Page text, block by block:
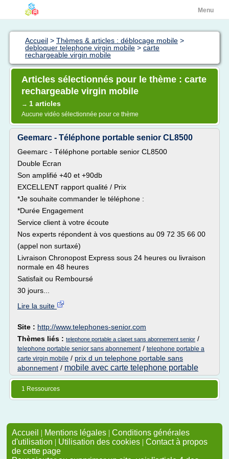
Menu
Accueil > Thèmes & articles : déblocage mobile >
debloquer telephone virgin mobile > carte
rechargeable virgin mobile
Articles sélectionnés pour le thème : carte
rechargeable virgin mobile
→ 1 articles
Aucune vidéo sélectionnée pour ce thème
Geemarc - Téléphone portable senior CL8500
Geemarc - Téléphone portable senior CL8500
Double Ecran
Son amplifié +40 et +90db
EXCELLENT rapport qualité / Prix
*Je souhaite commander le téléphone :
*Durée Engagement
Service client à votre écoute
Nos experts répondent à vos questions au 09 72 35 66 00
(appel non surtaxé)
Livraison Chronopost Express sous 24 heures ou livraison
normale en 48 heures
Satisfait ou Remboursé
30 jours...
Lire la suite
Site : http://www.telephones-senior.com
Thèmes liés : telephone portable a clapet sans abonnement senior /
telephone portable senior sans abonnement/ telephone portable a
carte virgin mobile / prix d un telephone portable sans
abonnement / mobile avec carte telephone portable
1 Ressources
Accueil | Mentions légales | Conditions générales
d'utilisation | Utilisation des cookies | Contact à propos
de cette page